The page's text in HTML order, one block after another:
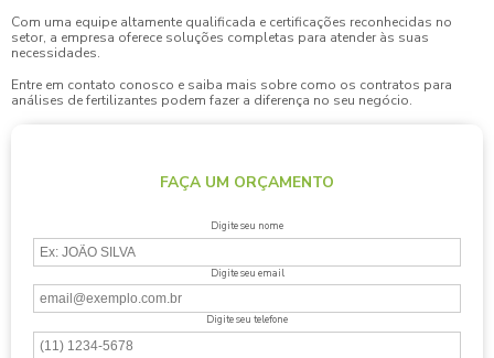
Com uma equipe altamente qualificada e certificações reconhecidas no
setor, a empresa oferece soluções completas para atender às suas
necessidades.
Entre em contato conosco e saiba mais sobre como os contratos para
análises de fertilizantes podem fazer a diferença no seu negócio.
FAÇA UM ORÇAMENTO
Digite seu nome
Digite seu email
Digite seu telefone